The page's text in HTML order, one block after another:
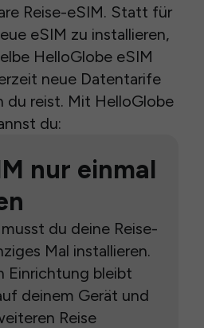
Reise-eSIM. Statt für
eSIM zu installieren,
HelloGlobe eSIM
neue Datentarife
du reist. Mit HelloGlobe
du:
nur einmal
du deine Reise-
Mal installieren.
Einrichtung bleibt
deinem Gerät und
Reise